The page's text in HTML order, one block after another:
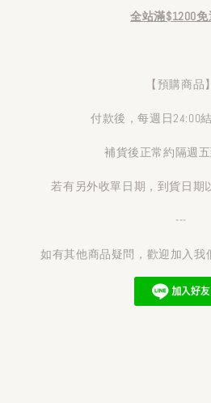
全站滿$1200免
【預購商品】
付款後，每週日24:00
補貨後正常約隔週
若有另外收單日期，到貨日期
---
如有其他商品疑問，歡迎加入我